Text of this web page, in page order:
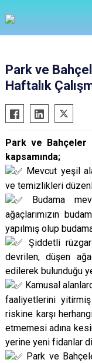
Park ve
Haftalık
Park ve Bahçeler
kapsamında;
Mevcut yeşil
ve temizlikleri
Budama
ağaçlarımızın
yapılmış olup
Şiddetli
devrilen, düşen
edilerek bulunduğu
Kamusal
faaliyetlerini
riskine karşı
etmemesi adına
yerine yeni fidanlar
Park ve